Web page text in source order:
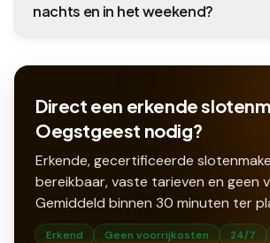
nachts en in het weekend?
Direct een erkende
Oegstgeest nodig?
Erkende, gecertificeerde
bereikbaar, vaste tarieven en geen
Gemiddeld binnen 30 minuten ter
Erkend Geen voorrijkosten 24/7